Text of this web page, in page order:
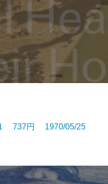
1 737円 1970/05/25